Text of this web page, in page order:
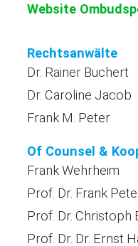
Website
Rechtsanwälte
Dr. Rainer Buchert
Dr. Caroline Jacob
Frank M. Peter
Of Counsel &
Frank Wehrheim
Prof. Dr. Frank
Prof. Dr. Christoph
Prof. Dr. Dr. Ernst